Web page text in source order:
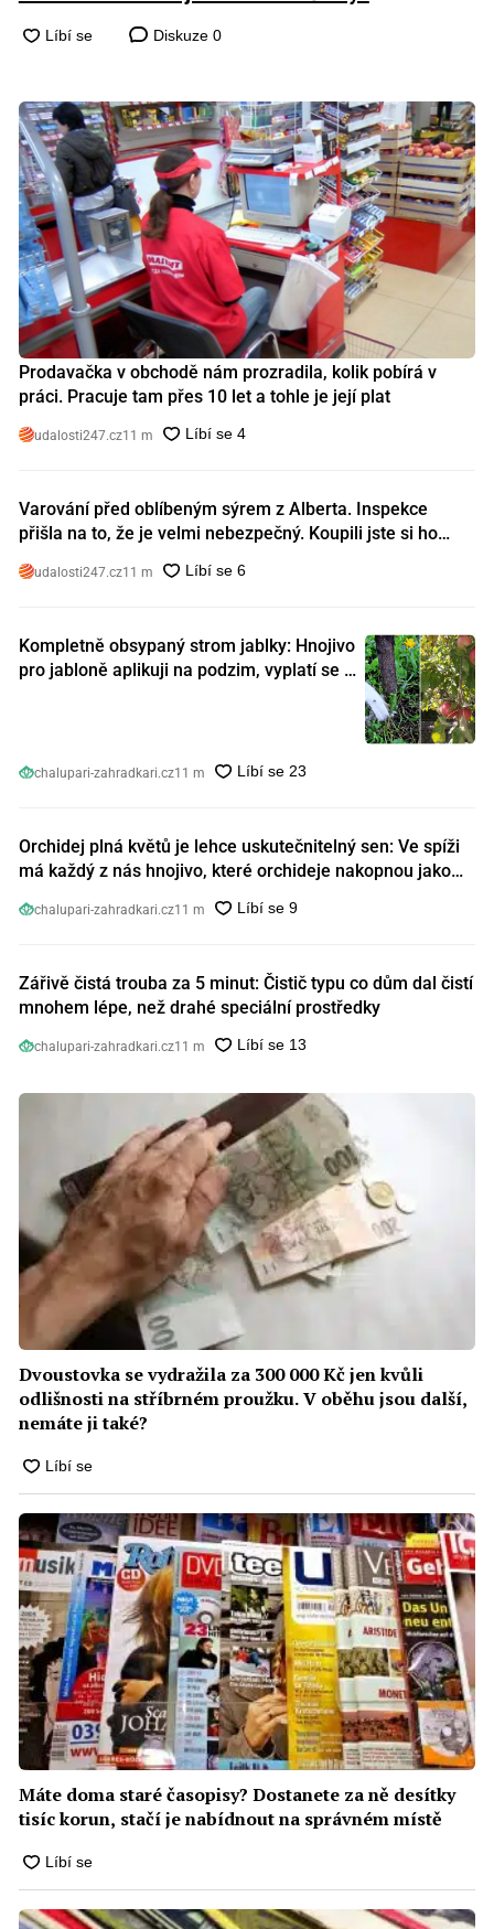
Diskuze 0
Prodavačka v obchodě nám prozradila, kolik pobírá v
práci. Pracuje tam přes 10 let a tohle je její plat
udalosti247.cz11 m
Varování před oblíbeným sýrem z Alberta. Inspekce
přišla na to, že je velmi nebezpečný. Koupili jste si ho
udalosti247.cz11 m
Kompletně obsypaný strom jablky: Hnojivo
pro jabloně aplikuji na podzim, vyplatí se s
chalupari-zahradkari.cz11 m
Orchidej plná květů je lehce uskutečnitelný sen: Ve spíži
má každý z nás hnojivo, které orchideje nakopnou jako
chalupari-zahradkari.cz11 m
Zářivě čistá trouba za 5 minut: Čistič typu co dům dal čistí
mnohem lépe, než drahé speciální prostředky
chalupari-zahradkari.cz11 m
Dvoustovka se vydražila za 300 000 Kč jen kvůli
odlišnosti na stříbrném proužku. V oběhu jsou další,
nemáte ji také?
Máte doma staré časopisy? Dostanete za ně desítky
tisíc korun, stačí je nabídnout na správném místě